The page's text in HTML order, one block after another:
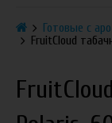
Готовые с
FruitCloud